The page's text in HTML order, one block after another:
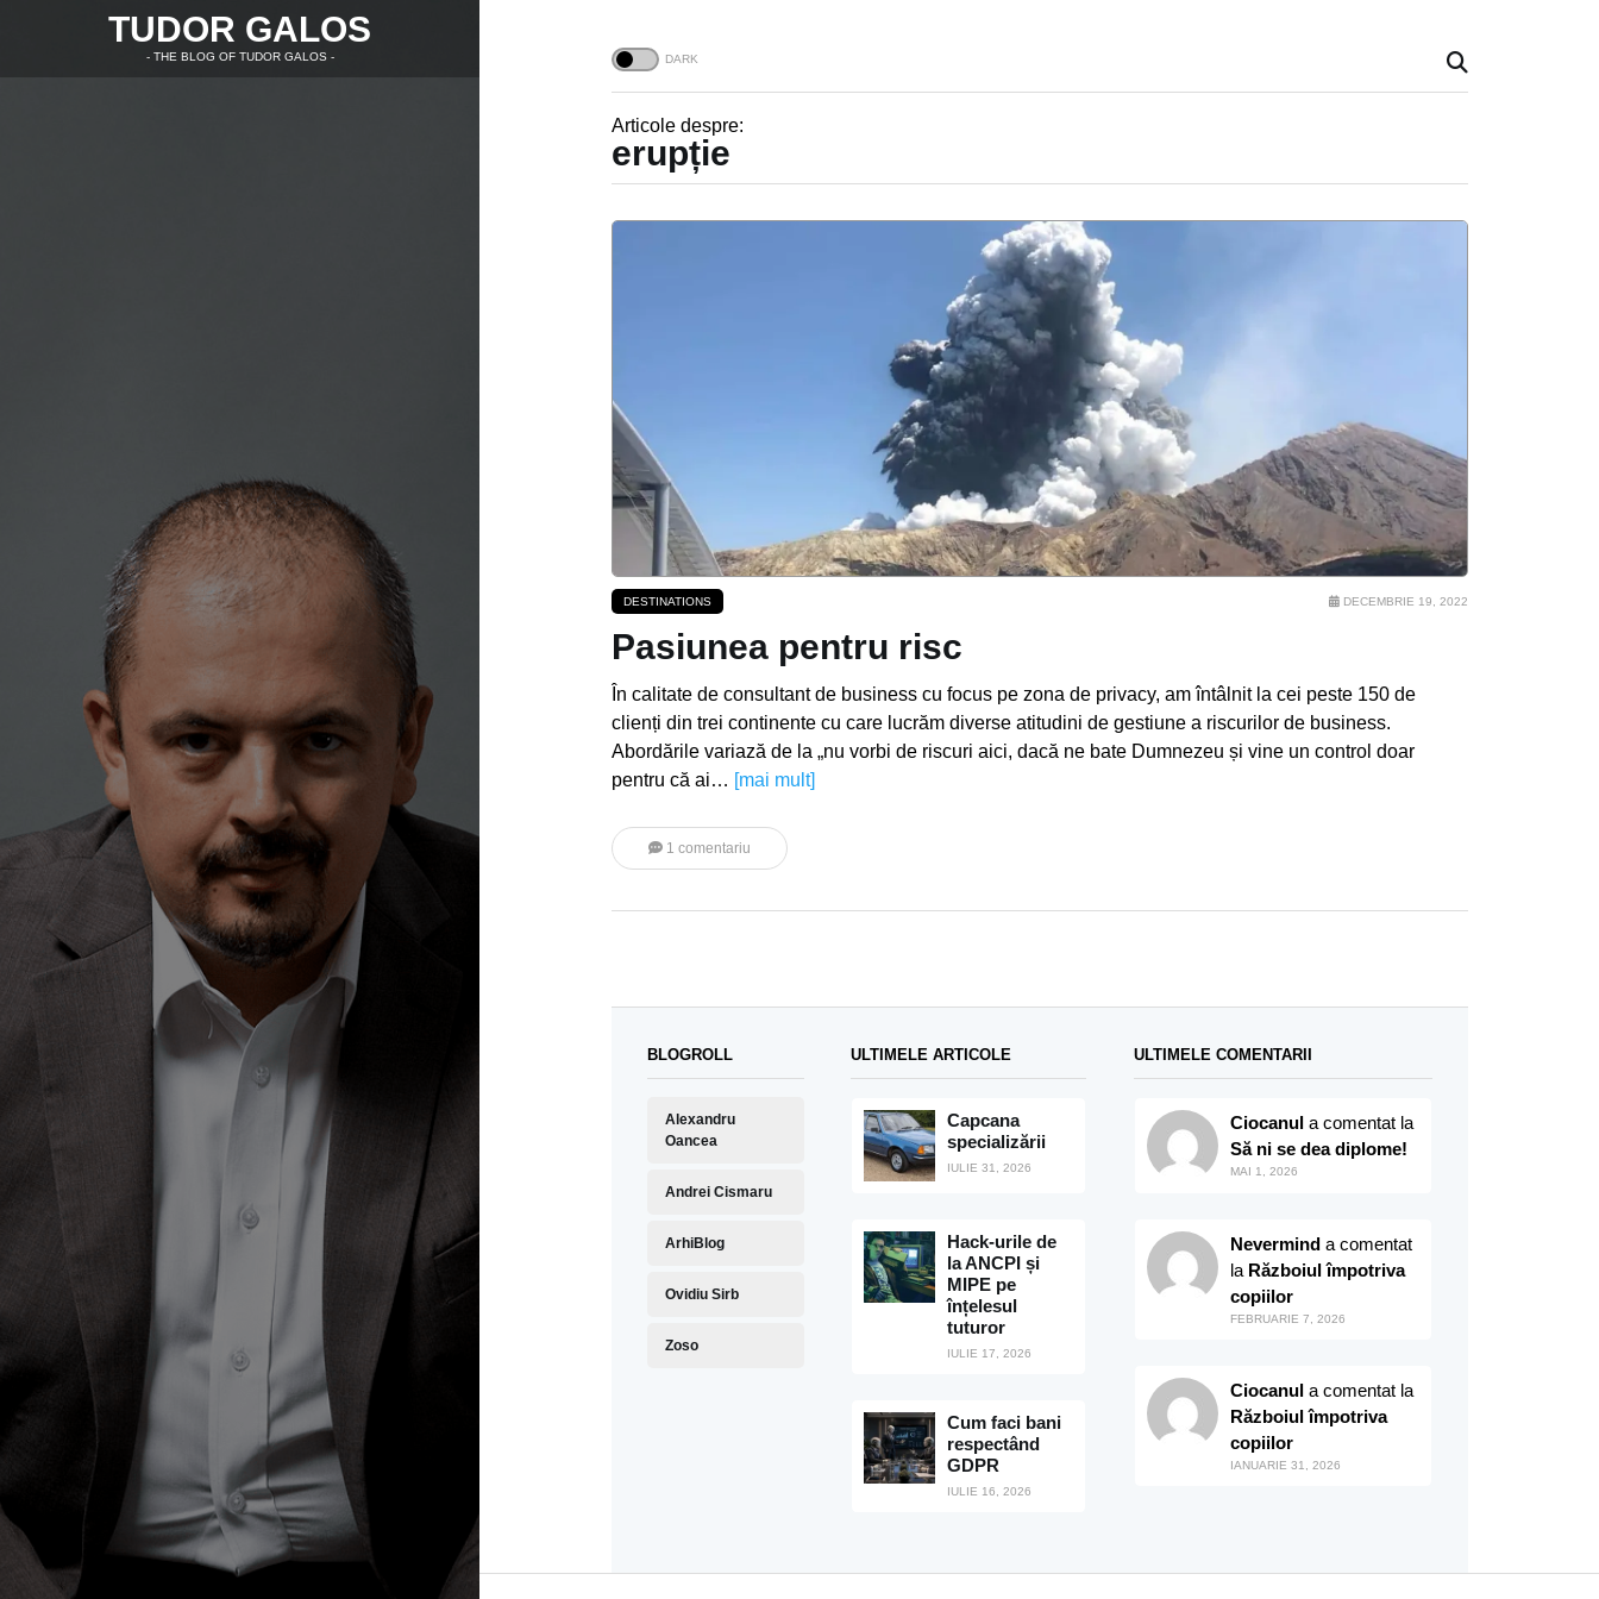
TUDOR GALOS
- THE BLOG OF TUDOR GALOS -
Articole despre:
erupție
DESTINATIONS DECEMBRIE 19, 2022
Pasiunea pentru risc
În calitate de consultant de business cu focus pe zona de privacy, am întâlnit la cei peste 150 de
clienți din trei continente cu care lucrăm diverse atitudini de gestiune a riscurilor de business.
Abordările variază de la „nu vorbi de riscuri aici, dacă ne bate Dumnezeu și vine un control doar
pentru că ai… [mai mult]
1 comentariu
BLOGROLL
Alexandru
Oancea
Andrei Cismaru
ArhiBlog
Ovidiu Sirb
Zoso
ULTIMELE ARTICOLE
Capcana
specializării
IULIE 31, 2026
Hack-urile de
la ANCPI și
MIPE pe
înțelesul
tuturor
IULIE 17, 2026
Cum faci bani
respectând
GDPR
IULIE 16, 2026
ULTIMELE COMENTARII
Ciocanula comentat la
Să ni se dea diplome!
MAI 1, 2026
Neverminda comentat
la Războiul împotriva
copiilor
FEBRUARIE 7, 2026
Ciocanula comentat la
Războiul împotriva
copiilor
IANUARIE 31, 2026